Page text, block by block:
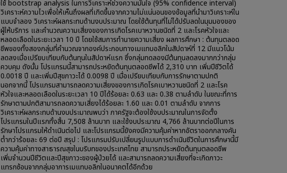
ใช้ bootstrap analysis ในการวิเคราะห์ช่วงความมั่นใจ (95% confidence interval)
วิเคราะห์ความไวเพื่อให้เห็นถึงผลที่เกิดขึ้นจากความไม่แน่นอนของข้อมูลที่นำมาวิเคราะห์ใน
แบบจำลอง วิเคราะห์ผลกระทบด้านงบประมาณ โดยใช้ต้นทุนที่ไม่ได้ปรับลดในมุมมองของ
ผู้ให้บริการ และคำนวณความเสี่ยงของการเกิดโรคเบาหวานชนิดที่ 2 และโรคหัวใจและ
หลอดเลือดในระยะเวลา 10 ปี โดยใช้สมการทำนายความเสี่ยง ผลการศึกษา : ต้นทุนตลอด
ชีพของทั้งสองกลุ่มที่คำนวณจากองค์ประกอบทางเมแทบอลิกในสัปดาห์ที่ 12 มีแนวโน้ม
ลดลงเมื่อเปรียบเทียบกับต้นทุนในสัปดาห์แรก ซึ่งกลุ่มทดลองมีต้นทุนลดลงมากกว่ากลุ่ม
ควบคุม ดังนั้น โปรแกรมนี้สามารถประหยัดต้นทุนตลอดชีพได้ 2,310 บาท เพิ่มปีชีวิตได้
0.0018 ปี และเพิ่มปีสุขภาวะได้ 0.0098 ปี เมื่อเปรียบเทียบกับการรักษาตามปกติ
นอกจากนี้ โปรแกรมสามารถลดความเสี่ยงของการเกิดโรคเบาหวานชนิดที่ 2 และโรค
หัวใจและหลอดเลือดในระยะเวลา 10 ปีได้ร้อยละ 0.63 และ 0.38 ตามลำดับ ในขณะที่การ
รักษาตามปกติสามารถลดความเสี่ยงได้ร้อยละ 1.60 และ 0.01 ตามลำดับ จากการ
วิเคราะห์ผลกระทบด้านงบประมาณพบว่า ภาครัฐจะต้องใช้งบประมาณในการจัดตั้ง
โปรแกรมในปีแรกทั้งสิ้น 7,508 ล้านบาท และใช้งบประมาณ 4,766 ล้านบาทต่อปีในการ
รักษาโปรแกรมให้ดำเนินต่อไป และโปรแกรมนี้ยังคงมีความคุ้มค่าหากอัตราออกกลางคัน
ต่ำกว่าร้อยละ 69 ต่อปี สรุป : โปรแกรมปรับเปลี่ยนรูปแบบการดำเนินชีวิตในการศึกษานี้มี
ความคุ้มค่าทางสาธารณสุขในบริบทของประเทศไทย สามารถประหยัดต้นทุนตลอดชีพ
เพิ่มจำนวนปีชีวิตและปีสุขภาวะของผู้ป่วยได้ และสามารถลดความเสี่ยงที่จะเกิดภาวะ
แทรกซ้อนจากกลุ่มอาการเมแทบอลิกในอนาคตได้อีกด้วย